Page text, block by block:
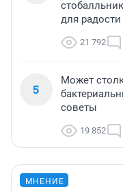
для радости
21 792
5
Может
советы
19 852
МНЕНИЕ